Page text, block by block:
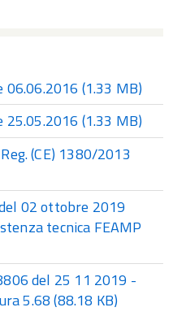
06.06.2016 (1.33 MB)
25.05.2016 (1.33 MB)
(CE) 1380/2013
02 ottobre 2019
tecnica FEAMP
del 25 11 2019 -
5.68(88.18 KB)